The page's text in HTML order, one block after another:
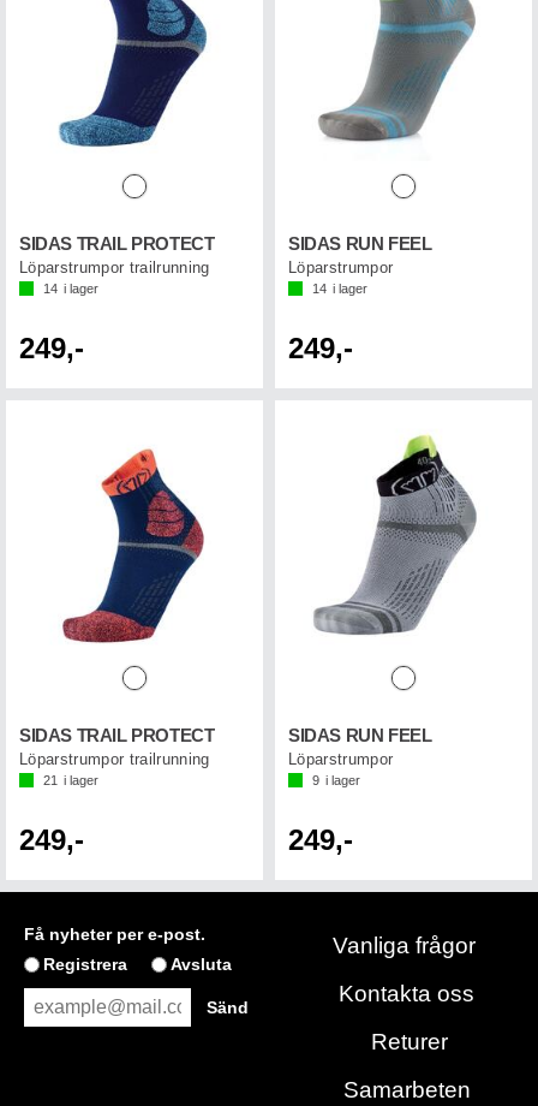
SIDAS TRAIL PROTECT
Löparstrumpor trailrunning
14 i lager
249,-
SIDAS RUN FEEL
Löparstrumpor
14 i lager
249,-
SIDAS TRAIL PROTECT
Löparstrumpor trailrunning
21 i lager
249,-
SIDAS RUN FEEL
Löparstrumpor
9 i lager
249,-
Få nyheter per e-post.
Registrera
Avsluta
Vanliga frågor
Kontakta oss
Returer
Samarbeten